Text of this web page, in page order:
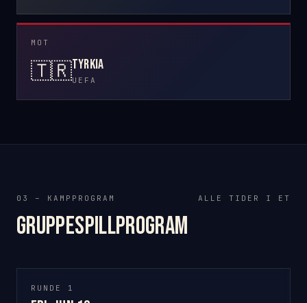
MOT
🇹🇷Tyrkia
UEFA
03 – KAMPPROGRAM
Gruppespillprogram
ALLE TIDER I ET
RUNDE 1